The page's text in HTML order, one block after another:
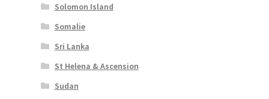
Solomon Island
Somalie
Sri Lanka
St Helena & Ascension
Sudan